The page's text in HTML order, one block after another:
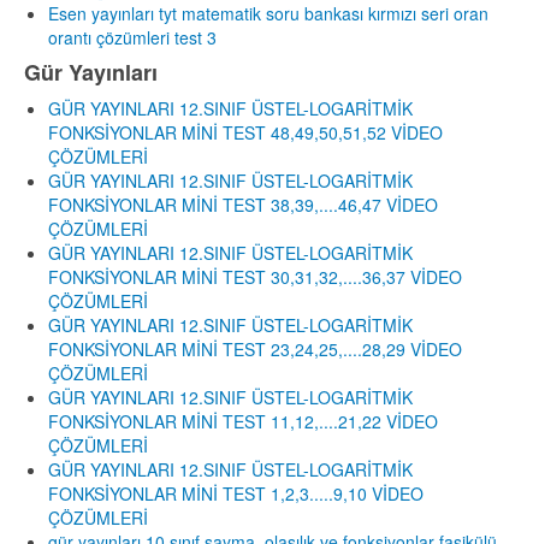
Esen yayınları tyt matematik soru bankası kırmızı seri oran
orantı çözümleri test 3
Gür Yayınları
GÜR YAYINLARI 12.SINIF ÜSTEL-LOGARİTMİK
FONKSİYONLAR MİNİ TEST 48,49,50,51,52 VİDEO
ÇÖZÜMLERİ
GÜR YAYINLARI 12.SINIF ÜSTEL-LOGARİTMİK
FONKSİYONLAR MİNİ TEST 38,39,....46,47 VİDEO
ÇÖZÜMLERİ
GÜR YAYINLARI 12.SINIF ÜSTEL-LOGARİTMİK
FONKSİYONLAR MİNİ TEST 30,31,32,....36,37 VİDEO
ÇÖZÜMLERİ
GÜR YAYINLARI 12.SINIF ÜSTEL-LOGARİTMİK
FONKSİYONLAR MİNİ TEST 23,24,25,....28,29 VİDEO
ÇÖZÜMLERİ
GÜR YAYINLARI 12.SINIF ÜSTEL-LOGARİTMİK
FONKSİYONLAR MİNİ TEST 11,12,....21,22 VİDEO
ÇÖZÜMLERİ
GÜR YAYINLARI 12.SINIF ÜSTEL-LOGARİTMİK
FONKSİYONLAR MİNİ TEST 1,2,3.....9,10 VİDEO
ÇÖZÜMLERİ